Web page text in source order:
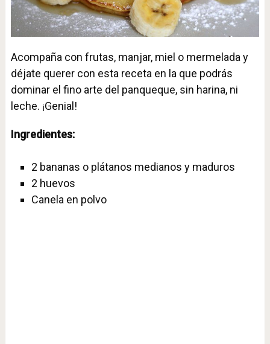
Acompaña con frutas, manjar, miel o mermelada y
déjate querer con esta receta en la que podrás
dominar el fino arte del panqueque, sin harina, ni
leche. ¡Genial!
Ingredientes:
2 bananas o plátanos medianos y maduros
2 huevos
Canela en polvo